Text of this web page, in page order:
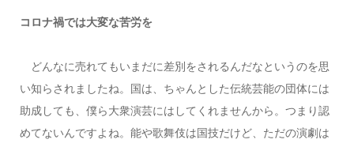
コロナ禍では大変な苦労を
どんなに売れてもいまだに差別をされるんだなというのを思
い知らされましたね。国は、ちゃんとした伝統芸能の団体には
助成しても、僕ら大衆演芸にはしてくれませんから。つまり認
めてないんですよね。能や歌舞伎は国技だけど、ただの演劇は